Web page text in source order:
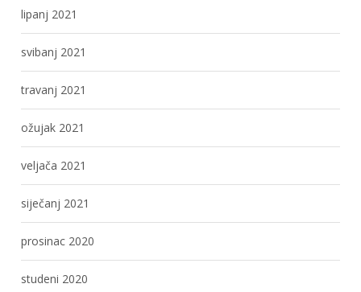
lipanj 2021
svibanj 2021
travanj 2021
ožujak 2021
veljača 2021
siječanj 2021
prosinac 2020
studeni 2020